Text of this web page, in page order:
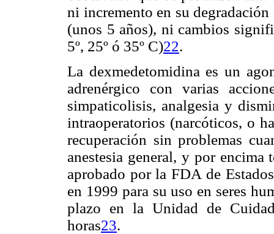
ni incremento en su
(unos 5 años), ni cambios
5º, 25º ó 35º C)22.
La dexmedetomidina es un
adrenérgico con varias
simpaticolisis, analgesia y
intraoperatorios (narcóticos, o
recuperación sin problemas
anestesia general, y por
aprobado por la FDA de
en 1999 para su uso en seres
plazo en la Unidad de
horas23.